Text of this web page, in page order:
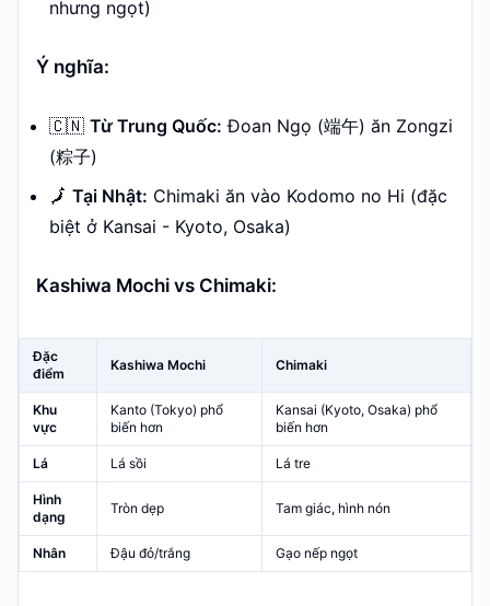
nhưng ngọt)
Ý nghĩa:
🇨🇳 Từ Trung Quốc: Đoan Ngọ (端午) ăn Zongzi
(粽子)
🗾 Tại Nhật: Chimaki ăn vào Kodomo no Hi (đặc
biệt ở Kansai - Kyoto, Osaka)
Kashiwa Mochi vs Chimaki:
Đặc
điểm
Kashiwa Mochi Chimaki
Khu
vực
Kanto (Tokyo) phổ
biến hơn
Kansai (Kyoto, Osaka) phổ
biến hơn
Lá Lá sồi Lá tre
Hình
dạng
Tròn dẹp Tam giác, hình nón
Nhân Đậu đỏ/trắng Gạo nếp ngọt